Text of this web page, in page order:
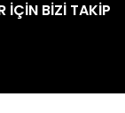
İÇİN BİZİ TAKİP